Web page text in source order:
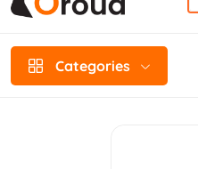
Categories